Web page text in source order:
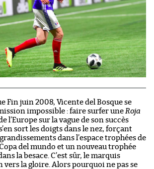
Fin juin 2008, Vicente del Bosque se
impossible : faire surfer une Roja
l’Europe sur la vague de son succès
sort les doigts dans le nez, forçant
dans l’espace trophées de
Copa del mundo et un nouveau trophée
la besace. C’est sûr, le marquis
la gloire. Alors pourquoi ne pas se